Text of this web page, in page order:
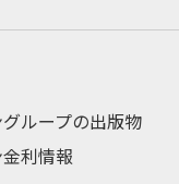
ループの出版物
利情報